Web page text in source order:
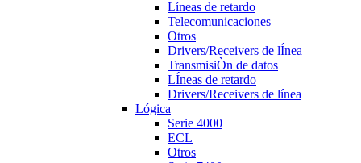
Líneas de retardo
Telecomunicaciones
Otros
Drivers/Receivers de lÍnea
TransmisiÒn de datos
LÍneas de retardo
Drivers/Receivers de línea
Lógica
Serie 4000
ECL
Otros